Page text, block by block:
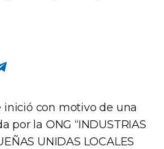
inició con motivo de una
por la ONG “INDUSTRIAS
UNIDAS LOCALES